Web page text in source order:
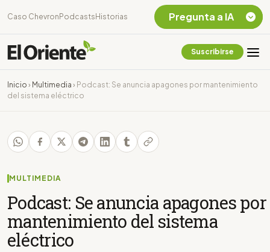
Caso Chevron Podcasts Historias
Suscribirse
Inicio › Multimedia › Podcast: Se anuncia apagones por mantenimiento
del sistema eléctrico
MULTIMEDIA
Podcast: Se anuncia apagones por
mantenimiento del sistema
eléctrico
Pregunta a IA
Chevron Ecuador